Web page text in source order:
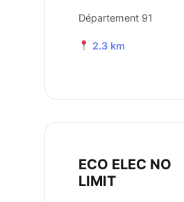
Département 91
2.3 km
ECO ELEC NO
LIMIT